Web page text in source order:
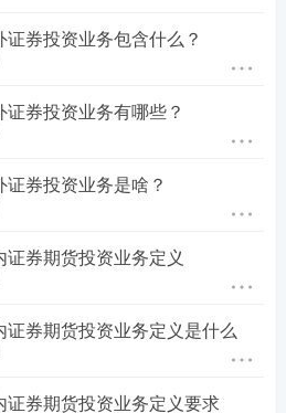
询】【报名照片处理】【
】【考点速记】【教材内部资
】【 证券限时答题PK挑
券投资业务包含什么？
券投资业务有哪些？
券投资业务是啥？
券期货投资业务定义
券期货投资业务定义是什么
证券期货投资业务定义要求